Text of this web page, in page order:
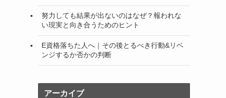
努力しても結果が出ないのはなぜ？報われな
い現実と向き合うためのヒント
E資格落ちた人へ｜その後とるべき行動&リベ
ンジするか否かの判断
アーカイブ